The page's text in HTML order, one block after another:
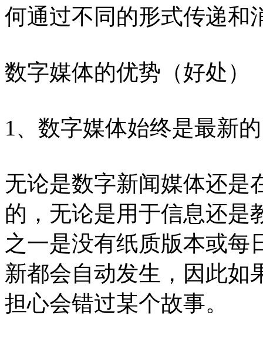
何通过不同的形式传递和
数字媒体的优势（好处）
1、数字媒体始终是最新的
无论是数字新闻媒体还是
的，无论是用于信息还是
之一是没有纸质版本或每
新都会自动发生，因此如
担心会错过某个故事。